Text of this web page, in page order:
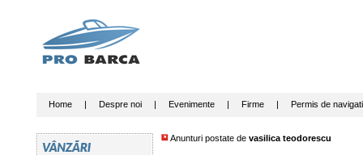
Home | Despre noi | Evenimente | Firme | Permis de
Anunturi postate de vasilica teodorescu